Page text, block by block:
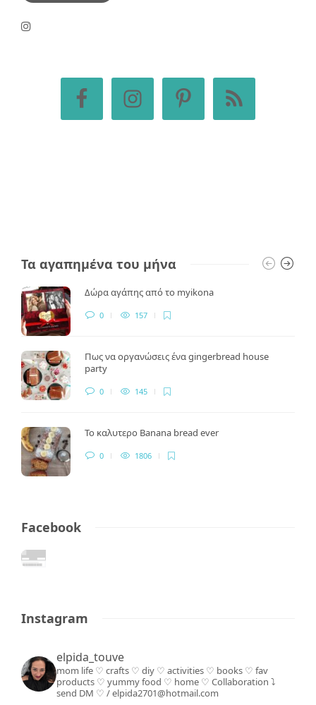
Τα αγαπημένα του μήνα
Δώρα αγάπης από το myikona
0 157
Πως να οργανώσεις ένα gingerbread house
party
0 145
Το καλυτερο Banana bread ever
0 1806
Facebook
Instagram
elpida_touve
mom life ♡ crafts ♡ diy ♡ activities ♡ books ♡ fav
products ♡ yummy food ♡ home ♡ Collaboration ⤵️
send DM ♡ / elpida2701@hotmail.com